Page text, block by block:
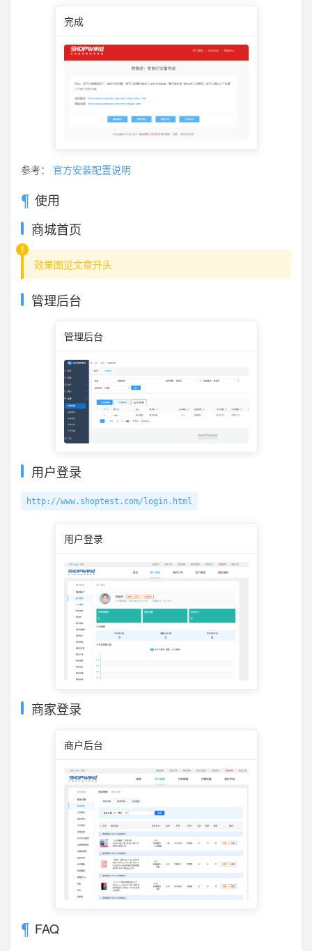
完成
参考： 官方安装配置说明
使用
商城首页
效果图见文章开头
管理后台
管理后台
用户登录
http://www.shoptest.com/login.html
用户登录
商家登录
商户后台
FAQ